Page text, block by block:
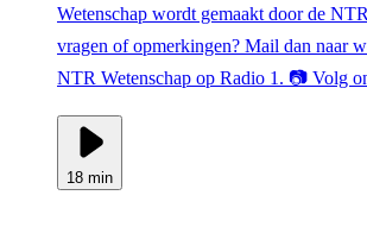
Wetenschap wordt gemaakt door de
vragen of opmerkingen? Mail dan naar
NTR Wetenschap op Radio 1. 📷 Volg
18 min